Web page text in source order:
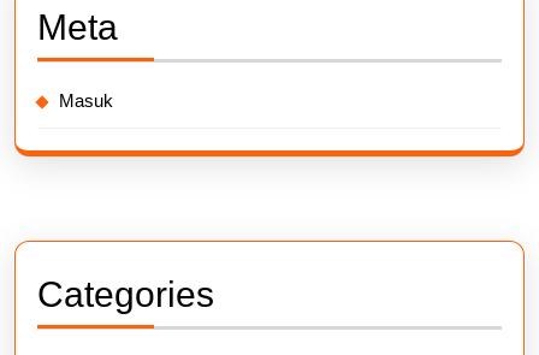
Meta
Masuk
Categories